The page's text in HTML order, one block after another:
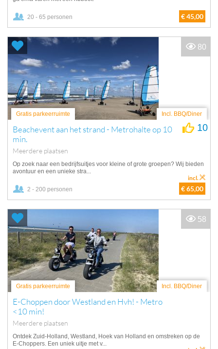
20 - 65 personen € 45,00
Gratis parkeerruimte Incl. BBQ/Diner
Beachevent aan het strand - Metrohalte op 10
min.
Meerdere plaatsen
10
Op zoek naar een bedrijfsuitjes voor kleine of grote groepen? Wij bieden
avontuur en een unieke stra...
2 - 200 personen € 65,00
incl.
80
Gratis parkeerruimte Incl. BBQ/Diner
E-Choppen door Westland en Hvh! - Metro
<10 min!
Meerdere plaatsen
Ontdek Zuid-Holland, Westland, Hoek van Holland en omstreken op de
E-Choppers. Een uniek uitje met v...
58